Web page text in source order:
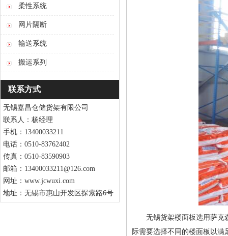
柔性系统
网片隔断
输送系统
搬运系列
联系方式
无锡嘉昌仓储货架有限公司
联系人：杨经理
手机：13400033211
电话：0510-83762402
传真：0510-83590903
邮箱：13400033211@126.com
网址：www.jcwuxi.com
地址：无锡市惠山开发区探索路6号
无锡货架楼面板选用萨克森
际需要选择不同的楼面板以